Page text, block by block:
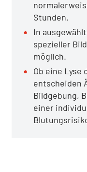
Stunden.
In
spezieller
möglich.
Ob eine Lyse
entscheiden
Bildgebung,
einer